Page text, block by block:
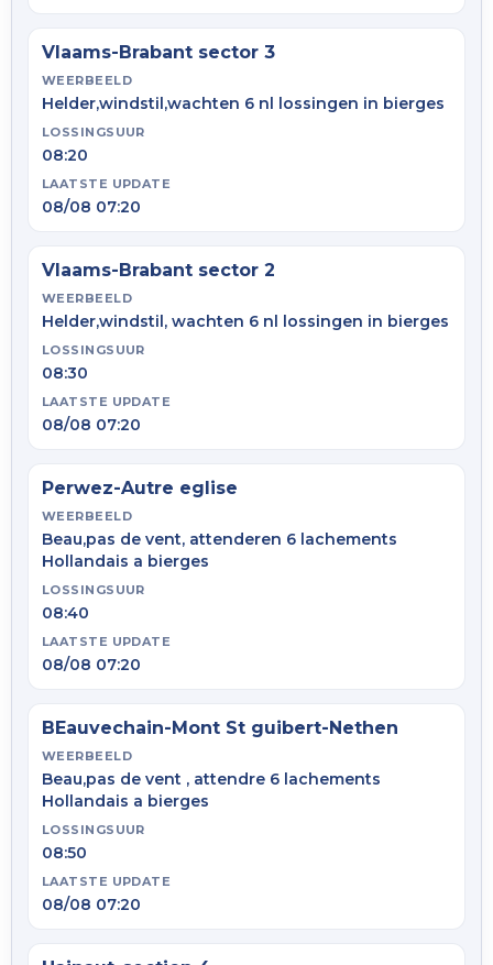
Vlaams-Brabant sector 3
WEERBEELD
Helder,windstil,wachten 6 nl lossingen in bierges
LOSSINGSUUR
08:20
LAATSTE UPDATE
08/08 07:20
Vlaams-Brabant sector 2
WEERBEELD
Helder,windstil, wachten 6 nl lossingen in bierges
LOSSINGSUUR
08:30
LAATSTE UPDATE
08/08 07:20
Perwez-Autre eglise
WEERBEELD
Beau,pas de vent, attenderen 6 lachements
Hollandais a bierges
LOSSINGSUUR
08:40
LAATSTE UPDATE
08/08 07:20
BEauvechain-Mont St guibert-Nethen
WEERBEELD
Beau,pas de vent , attendre 6 lachements
Hollandais a bierges
LOSSINGSUUR
08:50
LAATSTE UPDATE
08/08 07:20